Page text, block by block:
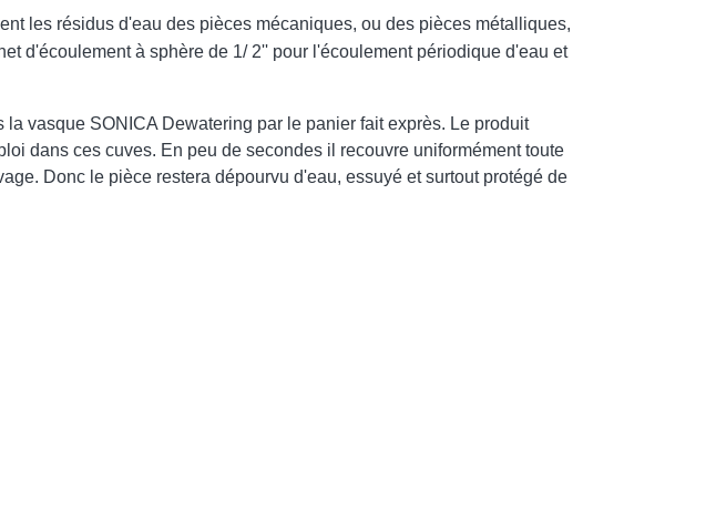
les résidus d'eau des pièces mécaniques, ou des pièces métalliques,
d'écoulement à sphère de 1/ 2'' pour l'écoulement périodique d'eau et
vasque SONICA Dewatering par le panier fait exprès. Le produit
dans ces cuves. En peu de secondes il recouvre uniformément toute
Donc le pièce restera dépourvu d'eau, essuyé et surtout protégé de